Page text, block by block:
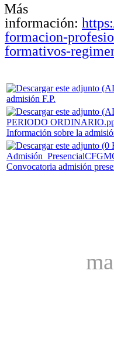
Más
información:
formacion-
formativos-
admisión F.P.
Información sobre la
Convocatoria admisión